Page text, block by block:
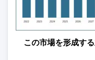
この市場を形成す